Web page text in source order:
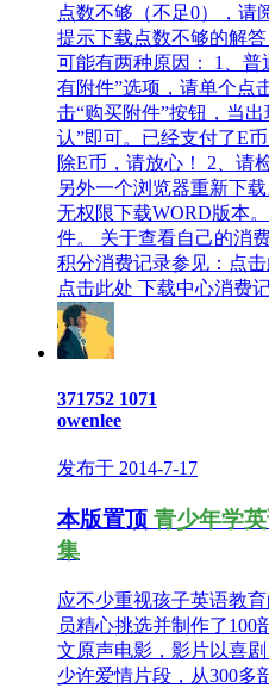
点数不够（不足0），请
提示下载点数不够的解
可能有两种原因： 1、
有附件”选项，请单个点
击“购买附件”按钮，当
认”即可。已经支付了E
除E币，请放心！ 2、请
另外一个浏览器重新下
无权限下载WORD版本
件。 关于查看自己的消
积分消费记录参见：点
点击此处 下载中心消费
371752 1071
owenlee
发布于 2014-7-17
本版置顶 青少年学
集
应不少重视孩子英语教
员精心挑选并制作了100
文原声电影，影片以喜
少许爱情片段，从300多